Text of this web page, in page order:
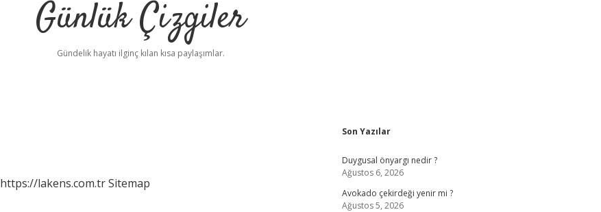
Günlük Çizgiler
Gündelik hayatı ilginç kılan kısa paylaşımlar.
https://lakens.com.trSitemap
Sidebar
Son Yazılar
Duygusal önyargı nedir ?
Ağustos 6, 2026
Avokado çekirdeği yenir mi ?
Ağustos 5, 2026